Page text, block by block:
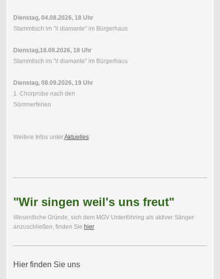
Dienstag, 04.08.2026, 18 Uhr
Stammtisch im "il diamante" im Bürgerhaus
Dienstag,18.08.2026, 18 Uhr
Stammtisch im "il diamante" im Bürgerhaus
Dienstag, 08.09.2026, 19 Uhr
1. Chorprobe nach den
Sommerferien
Weitere Infos unterAktuelles
"Wir singen weil's uns freut"
Wesentliche Gründe, sich dem MGV Unterföhring als aktiver Sänger
anzuschließen, finden Sie hier
Hier finden Sie uns